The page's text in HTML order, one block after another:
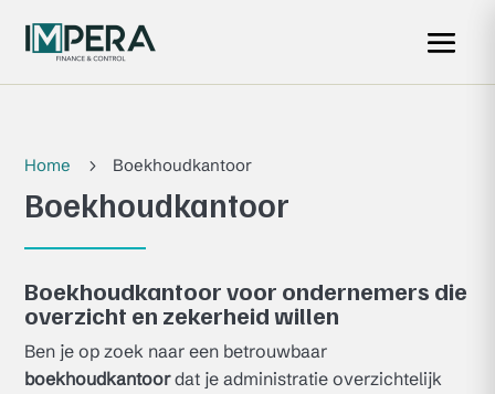
Home 5 Boekhoudkantoor
Boekhoudkantoor
Boekhoudkantoor voor ondernemers die
overzicht en zekerheid willen
Ben je op zoek naar een betrouwbaar
boekhoudkantoordat je administratie overzichtelijk